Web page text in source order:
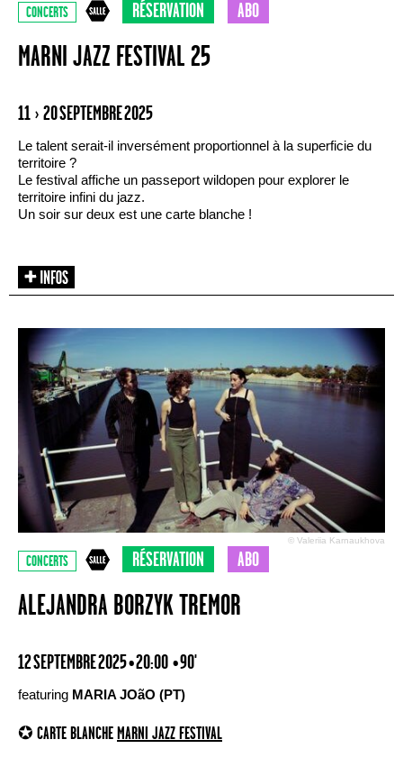
CONCERTS RÉSERVATION ABO
MARNI JAZZ FESTIVAL 25
11 › 20 SEPTEMBRE 2025
Le talent serait-il inversément proportionnel à la superficie du
territoire ?
Le festival affiche un passeport wildopen pour explorer le
territoire infini du jazz.
Un soir sur deux est une carte blanche !
© Valeriia Karnaukhova
CONCERTS RÉSERVATION ABO
ALEJANDRA BORZYK TREMOR
12 SEPTEMBRE 2025 • 20:00 • 90'
featuring MARIA JOãO (PT)
✪ CARTE BLANCHE MARNI JAZZ FESTIVAL